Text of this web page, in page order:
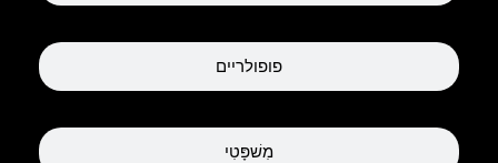
פופולריים
מִשׁפָּטִי